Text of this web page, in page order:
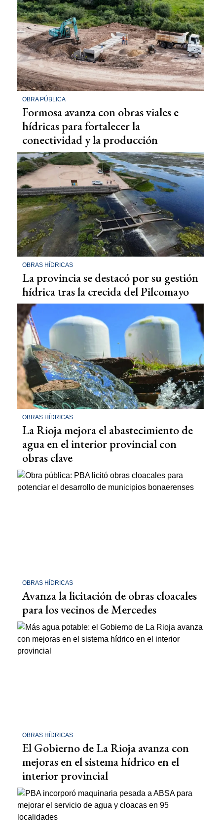
OBRA PÚBLICA
Formosa avanza con obras viales e
hídricas para fortalecer la
conectividad y la producción
OBRAS HÍDRICAS
La provincia se destacó por su gestión
hídrica tras la crecida del Pilcomayo
OBRAS HÍDRICAS
La Rioja mejora el abastecimiento de
agua en el interior provincial con
obras clave
OBRAS HÍDRICAS
Avanza la licitación de obras cloacales
para los vecinos de Mercedes
OBRAS HÍDRICAS
El Gobierno de La Rioja avanza con
mejoras en el sistema hídrico en el
interior provincial